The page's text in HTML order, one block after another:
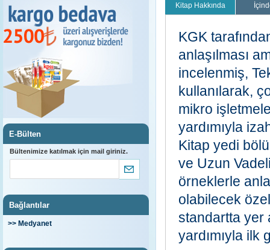
E-Bülten
Bültenimize katılmak için mail giriniz.
Bağlantılar
>> Medyanet
Kitap Hakkında
KGK
anlaşılması
incelenmiş,
kullanılarak,
mikro
yardımıyla
Kitap yedi
ve Uzun
örneklerle
olabilecek
standartta yer
yardımıyla ilk